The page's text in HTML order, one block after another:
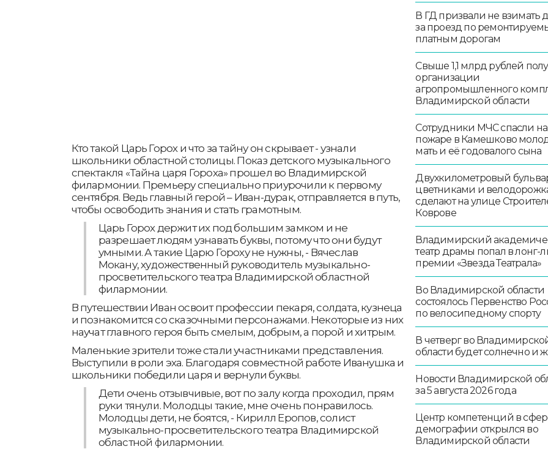
Кто такой Царь Горох и что за тайну он скрывает - узнали
школьники областной столицы. Показ детского музыкального
спектакля «Тайна царя Гороха» прошел во Владимирской
филармонии. Премьеру специально приурочили к первому
сентября. Ведь главный герой – Иван-дурак, отправляется в путь,
чтобы освободить знания и стать грамотным.
Царь Горох держит их под большим замком и не
разрешает людям узнавать буквы, потому что они будут
умными. А такие Царю Гороху не нужны, - Вячеслав
Мокану, художественный руководитель музыкально-
просветительского театра Владимирской областной
филармонии.
В путешествии Иван освоит профессии пекаря, солдата, кузнеца
и познакомится со сказочными персонажами. Некоторые из них
научат главного героя быть смелым, добрым, а порой и хитрым.
Маленькие зрители тоже стали участниками представления.
Выступили в роли эха. Благодаря совместной работе Иванушка и
школьники победили царя и вернули буквы.
Дети очень отзывчивые, вот по залу когда проходил, прям
руки тянули. Молодцы такие, мне очень понравилось.
Молодцы дети, не боятся, - Кирилл Еропов, солист
музыкально-просветительского театра Владимирской
областной филармонии.
В ГД призвали не взимать
за проезд по
платным дорогам
Свыше 1,1 млрд рублей
организации
агропромышленного
Владимирской области
Сотрудники МЧС спасли на
пожаре в Камешково
мать и её годовалого сына
Двухкилометровый
цветниками и
сделают на улице
Коврове
Владимирский
театр драмы попал в лонг-
премии «Звезда Театрала»
Во Владимирской области
состоялось Первенство
по велосипедному спорту
В четверг во
области будет солнечно и
Новости Владимирской
за 5 августа 2026 года
Центр компетенций в
демографии открылся во
Владимирской области